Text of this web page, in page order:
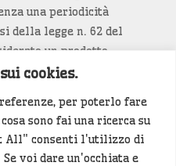
cookies.
per poterlo fare
sono fai una ricerca su
All" consenti l'utilizzo di
voi dare un'occhiata e
una periodicità
della legge n. 62 del
un prodotto
e diritti
è di tua proprietà e vuoi
(<- clicca per inviarci un